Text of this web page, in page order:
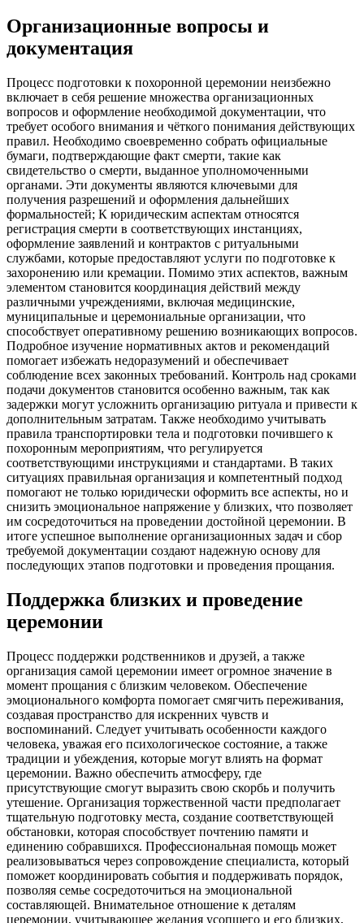
Организационные вопросы и
документация
Процесс подготовки к похоронной церемонии неизбежно
включает в себя решение множества организационных
вопросов и оформление необходимой документации, что
требует особого внимания и чёткого понимания действующих
правил. Необходимо своевременно собрать официальные
бумаги, подтверждающие факт смерти, такие как
свидетельство о смерти, выданное уполномоченными
органами. Эти документы являются ключевыми для
получения разрешений и оформления дальнейших
формальностей; К юридическим аспектам относятся
регистрация смерти в соответствующих инстанциях,
оформление заявлений и контрактов с ритуальными
службами, которые предоставляют услуги по подготовке к
захоронению или кремации. Помимо этих аспектов, важным
элементом становится координация действий между
различными учреждениями, включая медицинские,
муниципальные и церемониальные организации, что
способствует оперативному решению возникающих вопросов.
Подробное изучение нормативных актов и рекомендаций
помогает избежать недоразумений и обеспечивает
соблюдение всех законных требований. Контроль над сроками
подачи документов становится особенно важным, так как
задержки могут усложнить организацию ритуала и привести к
дополнительным затратам. Также необходимо учитывать
правила транспортировки тела и подготовки почившего к
похоронным мероприятиям, что регулируется
соответствующими инструкциями и стандартами. В таких
ситуациях правильная организация и компетентный подход
помогают не только юридически оформить все аспекты, но и
снизить эмоциональное напряжение у близких, что позволяет
им сосредоточиться на проведении достойной церемонии. В
итоге успешное выполнение организационных задач и сбор
требуемой документации создают надежную основу для
последующих этапов подготовки и проведения прощания.
Поддержка близких и проведение
церемонии
Процесс поддержки родственников и друзей, а также
организация самой церемонии имеет огромное значение в
момент прощания с близким человеком. Обеспечение
эмоционального комфорта помогает смягчить переживания,
создавая пространство для искренних чувств и
воспоминаний. Следует учитывать особенности каждого
человека, уважая его психологическое состояние, а также
традиции и убеждения, которые могут влиять на формат
церемонии. Важно обеспечить атмосферу, где
присутствующие смогут выразить свою скорбь и получить
утешение. Организация торжественной части предполагает
тщательную подготовку места, создание соответствующей
обстановки, которая способствует почтению памяти и
единению собравшихся. Профессиональная помощь может
реализовываться через сопровождение специалиста, который
поможет координировать события и поддерживать порядок,
позволяя семье сосредоточиться на эмоциональной
составляющей. Внимательное отношение к деталям
церемонии, учитывающее желания усопшего и его близких,